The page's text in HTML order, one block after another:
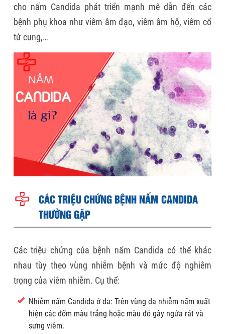
cho nấm Candida phát triển mạnh mẽ dẫn đến các
bệnh phụ khoa như viêm âm đạo, viêm âm hộ, viêm cổ
tử cung,…
CÁC TRIỆU CHỨNG BỆNH NẤM CANDIDA
THƯỜNG GẶP
Các triệu chứng của bệnh nấm Candida có thể khác
nhau tùy theo vùng nhiễm bệnh và mức độ nghiêm
trọng của viêm nhiễm. Cụ thể:
Nhiễm nấm Candida ở da: Trên vùng da nhiễm nấm xuất
hiện các đốm màu trắng hoặc màu đỏ gây ngứa rát và
sưng viêm.